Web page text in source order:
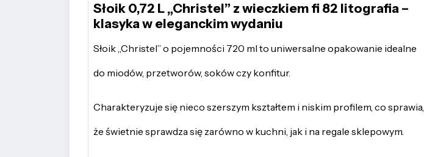
Słoik 0,72 L „Christel” z wieczkiem fi 82 litografia –
klasyka w eleganckim wydaniu
Słoik „Christel” o pojemności 720 ml to uniwersalne opakowanie idealne
do miodów, przetworów, soków czy konfitur.
Charakteryzuje się nieco szerszym kształtem i niskim profilem, co sprawia,
że świetnie sprawdza się zarówno w kuchni, jak i na regale sklepowym.